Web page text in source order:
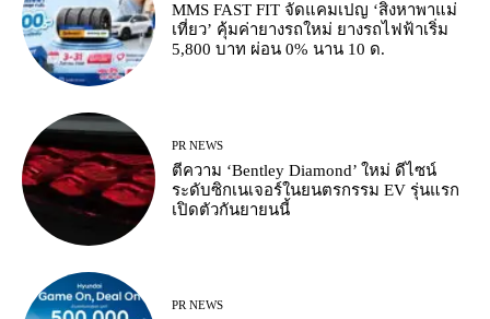
MMS FAST FIT จัดแคมเปญ ‘สิงหาพาแม่
เที่ยว’ คุ้มค่ายางรถใหม่ ยางรถไฟฟ้าเริ่ม
5,800 บาท ผ่อน 0% นาน 10 ด.
PR NEWS
ตีความ ‘Bentley Diamond’ ใหม่ ดีไซน์
ระดับซิกเนเจอร์ในยนตรกรรม EV รุ่นแรก
เปิดตัวกันยายนนี้
PR NEWS